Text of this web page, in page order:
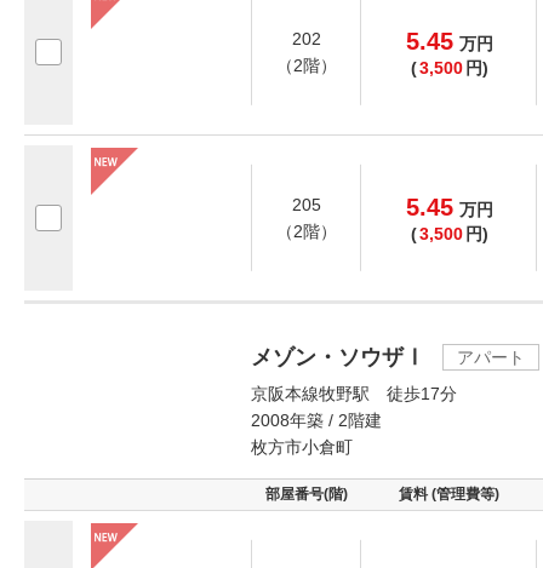
202
（2階）
5.45 万円
(3,500 円)
205
（2階）
5.45 万円
(3,500 円)
メゾン・ソウザⅠ
アパート
京阪本線牧野駅 徒歩17分
2008年築 / 2階建
枚方市小倉町
部屋番号(階) 賃料 (管理費等)